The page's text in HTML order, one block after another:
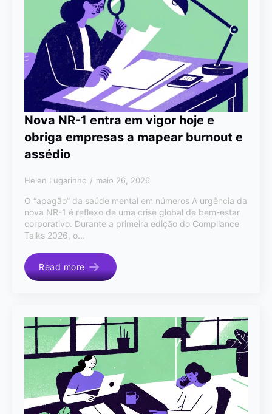
Nova NR-1 entra em vigor hoje e
obriga empresas a mapear burnout e
assédio
Helen Lugarinho maio 26, 2026
O “apagão” da saúde mental em números A urgência da
nova NR-1 é reflexo de uma crise global de bem-estar
corporativo. Durante a primeira edição do Compliance
Talks 2026, o…
Read more